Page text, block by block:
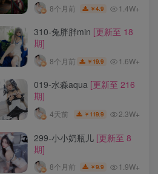
8个月前 ￥4.9 1.4W+
310-兔胖胖min [更新至 18
期]
8个月前 ￥ 19.9 1.6W+
019-水淼aqua [更新至 216
期]
4天前 ￥ 119.9 2.3W+
299-小小奶瓶儿 [更新至 8
期]
8个月前 ￥9.9 1.9W+
至 97 期]
期]